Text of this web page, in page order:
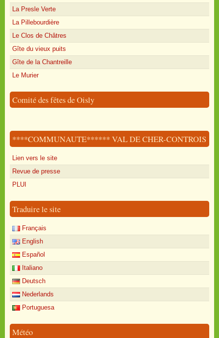
La Presle Verte
La Pillebourdière
Le Clos de Châtres
Gîte du vieux puits
Gîte de la Chantreille
Le Murier
Comité des fêtes de Oisly
****COMMUNAUTE****** VAL DE CHER-CONTROIS
Lien vers le site
Revue de presse
PLUI
Traduire le site
Français
English
Español
Italiano
Deutsch
Nederlands
Portuguesa
Météo